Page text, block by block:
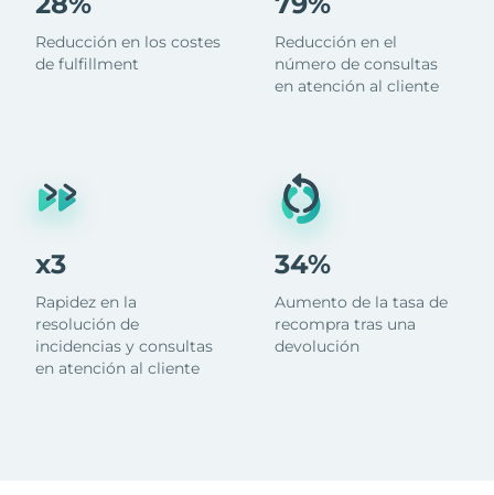
Reducción en los costes
de fulfillment
x3
Rapidez en la
resolución de
incidencias y consultas
en atención al cliente
Reducción en el
número de consultas
en atención al cliente
34%
Aumento de la tasa de
recompra tras una
devolución